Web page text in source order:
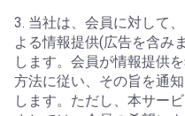
3. 当社は、会員に対して
よる情報提供(広告を含み
します。会員が情報提供
方法に従い、その旨を通
します。ただし、本サー